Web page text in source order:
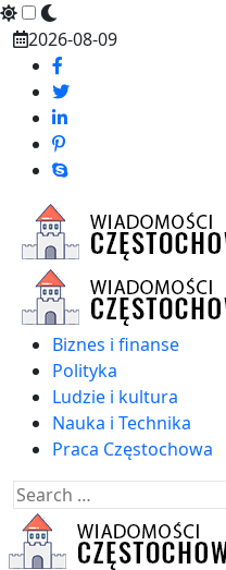
Skip
content
2026-08-09
Biznes i finanse
Polityka
Ludzie i kultura
Nauka i Technika
Praca Częstochowa